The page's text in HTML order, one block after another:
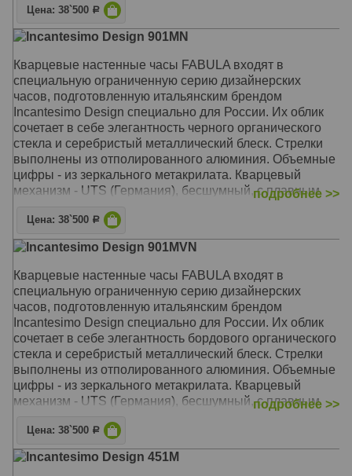
Корпус: Метакрилат, оргстекло
Цена: 38`500 Р
Incantesimo Design 901MN
Кварцевые настенные часы FABULA входят в
специальную ограниченную серию дизайнерских
часов, подготовленную итальянским брендом
Incantesimo Design специально для России. Их облик
сочетает в себе элегантность черного органического
стекла и серебристый металлический блеск. Стрелки
выполнены из отполированного алюминия. Объемные
цифры - из зеркального метакрилата. Кварцевый
механизм - UTS (Германия), бесшумный, с плавным
Корпус: Метакрилат, оргстекло
подробнее >>
Цена: 38`500 Р
Incantesimo Design 901MVN
Кварцевые настенные часы FABULA входят в
специальную ограниченную серию дизайнерских
часов, подготовленную итальянским брендом
Incantesimo Design специально для России. Их облик
сочетает в себе элегантность бордового органического
стекла и серебристый металлический блеск. Стрелки
выполнены из отполированного алюминия. Объемные
цифры - из зеркального метакрилата. Кварцевый
механизм - UTS (Германия), бесшумный, с плавным
Корпус: Метакрилат, оргстекло
подробнее >>
Цена: 38`500 Р
Incantesimo Design 451M